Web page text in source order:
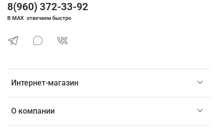
Интернет-магазин
О компании
8(960) 372-33-92
В MAX отвечаем быстро